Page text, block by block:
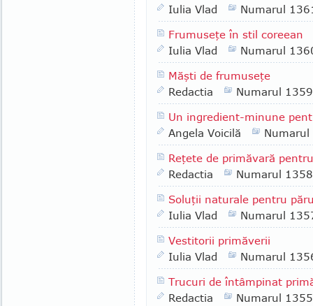
Iulia Vlad
Numarul
Frumuseţe în stil coreean
Iulia Vlad
Numarul
Măşti de frumuseţe
Redactia
Numarul 1359
Un ingredient-minune
Angela Voicilă
Reţete de primăvară
Redactia
Numarul 1358
Soluţii naturale pentru
Iulia Vlad
Numarul
Vestitorii primăverii
Iulia Vlad
Numarul
Trucuri de întâmpinat
Redactia
Numarul 1355